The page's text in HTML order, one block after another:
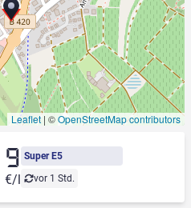
Leaflet | ©OpenStreetMap contributors
Super E5
vor 1 Std.
9
€/l